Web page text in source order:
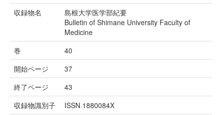
収録物名
島根大学医学部紀要
Bulletin of Shimane University Faculty of
Medicine
巻
40
開始ページ
37
終了ページ
43
収録物識別子
ISSN 1880084X